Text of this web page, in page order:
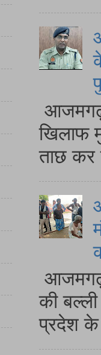
आजमगढ़
खिलाफ
ताछ कर
आजमगढ़
की
प्रदेश